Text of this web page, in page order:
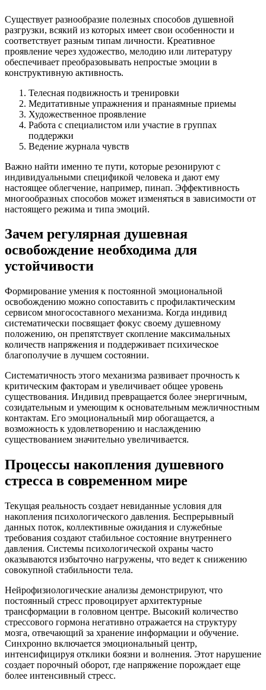
Существует разнообразие полезных способов душевной
разгрузки, всякий из которых имеет свои особенности и
соответствует разным типам личности. Креативное
проявление через художество, мелодию или литературу
обеспечивает преобразовывать непростые эмоции в
конструктивную активность.
Телесная подвижность и тренировки
Медитативные упражнения и пранаямные приемы
Художественное проявление
Работа с специалистом или участие в группах
поддержки
Ведение журнала чувств
Важно найти именно те пути, которые резонируют с
индивидуальными спецификой человека и дают ему
настоящее облегчение, например, пинап. Эффективность
многообразных способов может изменяться в зависимости от
настоящего режима и типа эмоций.
Зачем регулярная душевная
освобождение необходима для
устойчивости
Формирование умения к постоянной эмоциональной
освобождению можно сопоставить с профилактическим
сервисом многосоставного механизма. Когда индивид
систематически посвящает фокус своему душевному
положению, он препятствует скопление максимальных
количеств напряжения и поддерживает психическое
благополучие в лучшем состоянии.
Систематичность этого механизма развивает прочность к
критическим факторам и увеличивает общее уровень
существования. Индивид превращается более энергичным,
созидательным и умеющим к основательным межличностным
контактам. Его эмоциональный мир обогащается, а
возможность к удовлетворению и наслаждению
существованием значительно увеличивается.
Процессы накопления душевного
стресса в современном мире
Текущая реальность создает невиданные условия для
накопления психологического давления. Беспрерывный
данных поток, коллективные ожидания и служебные
требования создают стабильное состояние внутреннего
давления. Системы психологической охраны часто
оказываются избыточно нагружены, что ведет к снижению
совокупной стабильности тела.
Нейрофизиологические анализы демонстрируют, что
постоянный стресс провоцирует архитектурные
трансформации в головном центре. Высокий количество
стрессового гормона негативно отражается на структуру
мозга, отвечающий за хранение информации и обучение.
Синхронно включается эмоциональный центр,
интенсифицируя отклики боязни и волнения. Этот нарушение
создает порочный оборот, где напряжение порождает еще
более интенсивный стресс.